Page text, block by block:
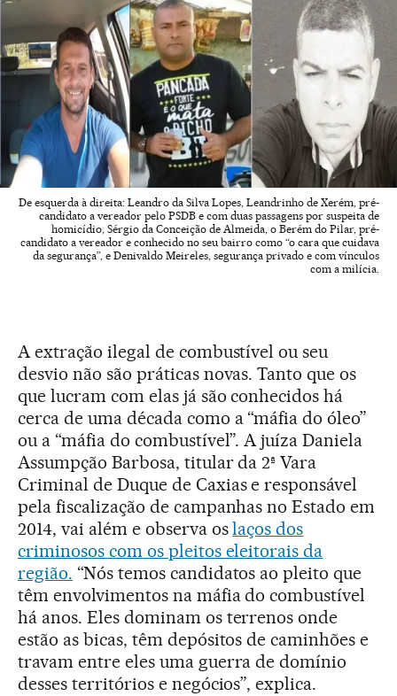
De esquerda à direita: Leandro da Silva Lopes, Leandrinho de Xerém, pré-
candidato a vereador pelo PSDB e com duas passagens por suspeita de
homicídio, Sérgio da Conceição de Almeida, o Berém do Pilar, pré-
candidato a vereador e conhecido no seu bairro como “o cara que cuidava
da segurança”, e Denivaldo Meireles, segurança privado e com vínculos
com a milícia.
A extração ilegal de combustível ou seu
desvio não são práticas novas. Tanto que os
que lucram com elas já são conhecidos há
cerca de uma década como a “máfia do óleo”
ou a “máfia do combustível”. A juíza Daniela
Assumpção Barbosa, titular da 2ª Vara
Criminal de Duque de Caxias e responsável
pela fiscalização de campanhas no Estado em
2014, vai além e observa oslaços dos
criminosos com os pleitos eleitorais da
região. “Nós temos candidatos ao pleito que
têm envolvimentos na máfia do combustível
há anos. Eles dominam os terrenos onde
estão as bicas, têm depósitos de caminhões e
travam entre eles uma guerra de domínio
desses territórios e negócios”, explica.